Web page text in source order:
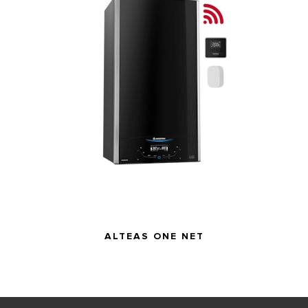
ALTEAS ONE NET